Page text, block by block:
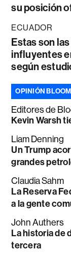
su posición
ECUADOR
Estas son
influyentes
según
OPINIÓN
Editores de
Kevin Warsh
Liam Denning
Un Trump
grandes
Claudia Sahm
La Reserva
a la gente
John Authers
La historia de
tercera